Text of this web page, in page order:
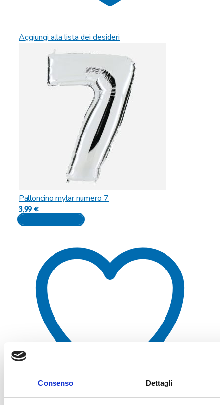
Consenso Dettagli
Aggiungi alla lista dei desideri
Palloncino mylar numero 7
3,99€
Aggiungi al carrello